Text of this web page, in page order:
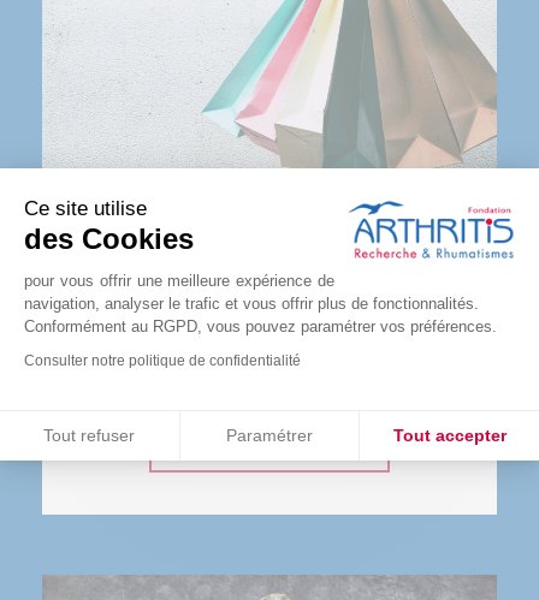
Ce site utilise
des Cookies
pour vous offrir une meilleure expérience de
navigation, analyser le trafic et vous offrir plus de fonctionnalités.
Conformément au RGPD, vous pouvez paramétrer vos préférences.
Consulter notre politique de confidentialité
Tout refuser Paramétrer Tout accepter
Plateforme de Gestion du Consentement : Personnalisez vos
Notre plateforme vous permet d'adapter et de gérer vos
LA BOUTIQUE
L’ensemble des bénéfices des ventes solidaires
COMMANDER